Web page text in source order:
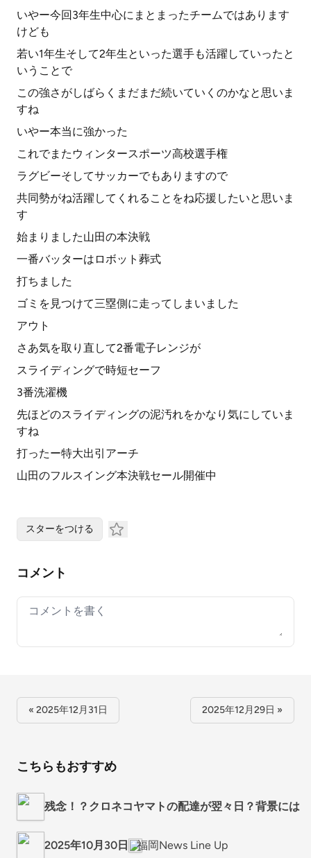
いやー今回3年生中心にまとまったチームではあります
けども
若い1年生そして2年生といった選手も活躍していったと
いうことで
この強さがしばらくまだまだ続いていくのかなと思いま
すね
いやー本当に強かった
これでまたウィンタースポーツ高校選手権
ラグビーそしてサッカーでもありますので
共同勢がね活躍してくれることをね応援したいと思いま
す
始まりました山田の本決戦
一番バッターはロボット葬式
打ちました
ゴミを見つけて三塁側に走ってしまいました
アウト
さあ気を取り直して2番電子レンジが
スライディングで時短セーフ
3番洗濯機
先ほどのスライディングの泥汚れをかなり気にしていま
すね
打ったー特大出引アーチ
山田のフルスイング本決戦セール開催中
スターをつける
コメント
Your comment
« 2025年12月31日 2025年12月29日 »
こちらもおすすめ
残念！？クロネコヤマトの配達が翌々日？背景に
2025年10月30日 福岡News Line Up